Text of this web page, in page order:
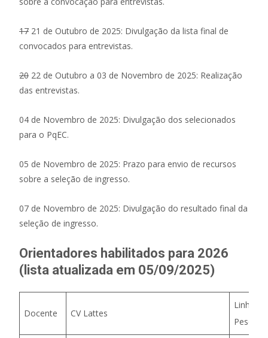
17 21 de Outubro de 2025: Divulgação da lista final de
convocados para entrevistas.
20 22 de Outubro a 03 de Novembro de 2025: Realização
das entrevistas.
04 de Novembro de 2025: Divulgação dos selecionados
para o PqEC.
05 de Novembro de 2025: Prazo para envio de recursos
sobre a seleção de ingresso.
07 de Novembro de 2025: Divulgação do resultado final da
seleção de ingresso.
Orientadores habilitados para 2026
(lista atualizada em 05/09/2025)
Docente CV Lattes
Linha de
Pesquisa